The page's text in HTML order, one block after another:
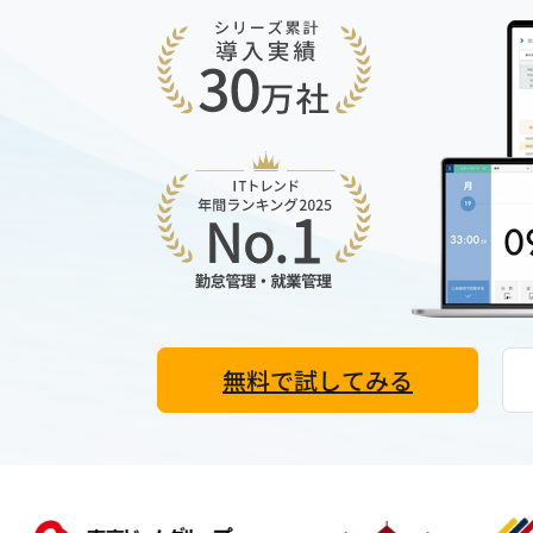
無料で試してみる